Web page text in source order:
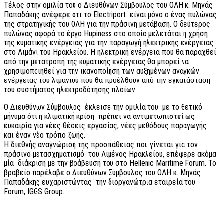
Τέλος στην ομιλία του ο Διευθύνων Σύμβουλος του ΟΛΗ κ. Μηνάς
Παπαδάκης ανέφερε ότι το Electriport είναι μόνο ο ένας πυλώνας
της στρατηγικής του ΟΛΗ για την πράσινη μετάβαση. Ο δεύτερος
πυλώνας αφορά το έργο Hupiness στο οποίο μελετάται η χρήση
της κυματικής ενέργειας για την παραγωγή ηλεκτρικής ενέργειας
στο Λιμάνι του Ηρακλείου. H ηλεκτρική ενέργεια που θα παραχθεί
από την μετατροπή της κυματικής ενέργειας θα μπορεί να
χρησιμοποιηθεί για την ικανοποίηση των αυξημένων αναγκών
ενέργειας του λιμανιού που θα προέλθουν από την εγκατάσταση
του συστήματος ηλεκτροδότησης πλοίων.
Ο Διευθύνων Σύμβουλος έκλεισε την ομιλία του με το θετικό
μήνυμα ότι η κλιματική κρίση πρέπει να αντιμετωπιστεί ως
ευκαιρία για νέες θέσεις εργασίας, νέες μεθόδους παραγωγής
και έναν νέο τρόπο ζωής.
Η διεθνής αναγνώριση της προσπάθειας που γίνεται για τον
πράσινο μετασχηματισμό του Λιμένος Ηρακλείου, επέφερε ακόμα
μία διάκριση με την βράβευσή του στο Hellenic Maritime Forum. Το
βραβείο παρέλαβε ο Διευθύνων Σύμβουλος του ΟΛH κ. Μηνάς
Παπαδάκης ευχαριστώντας την διοργανώτρια εταιρεία του
Forum, IGGS Group.